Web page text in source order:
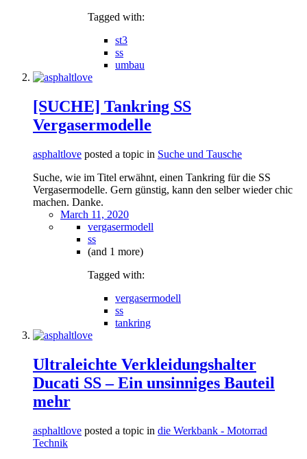
Tagged with:
st3
ss
umbau
[SUCHE] Tankring SS
Vergasermodelle
asphaltlove posted a topic in Suche und Tausche
Suche, wie im Titel erwähnt, einen Tankring für die SS
Vergasermodelle. Gern günstig, kann den selber wieder chic
machen. Danke.
March 11, 2020
vergasermodell
ss
(and 1 more)
Tagged with:
vergasermodell
ss
tankring
Ultraleichte Verkleidungshalter
Ducati SS – Ein unsinniges Bauteil
mehr
asphaltlove posted a topic in die Werkbank - Motorrad
Technik